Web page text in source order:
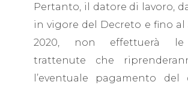
Pertanto, il datore di lavoro,
in vigore del Decreto e fino al
2020, non effettuerà le
trattenute che
l’eventuale pagamento del